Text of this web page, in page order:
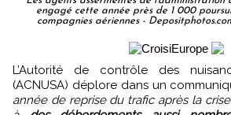
engagé cette année près de 1 000
compagnies aériennes -
L’Autorité de contrôle des nuisances aéroportuaires
(ACNUSA) déplore dans un
année de reprise du trafic après la